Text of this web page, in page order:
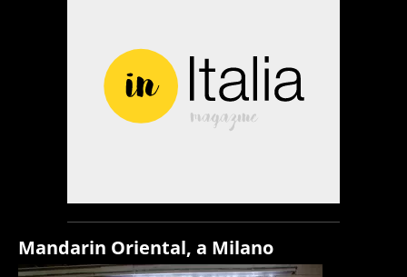
Mandarin Oriental, a Milano